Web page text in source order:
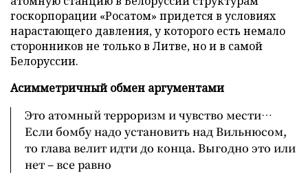
госкорпорации «Росатом» придется в условиях
нарастающего давления, у которого есть немало
сторонников не только в Литве, но и в самой
Белоруссии.
Асимметричный обмен аргументами
Это атомный терроризм и чувство мести…
Если бомбу надо установить над Вильнюсом,
то глава велит идти до конца. Выгодно это или
нет – все равно